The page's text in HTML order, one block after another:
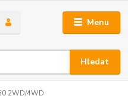
Menu
Hledat
2WD/4WD